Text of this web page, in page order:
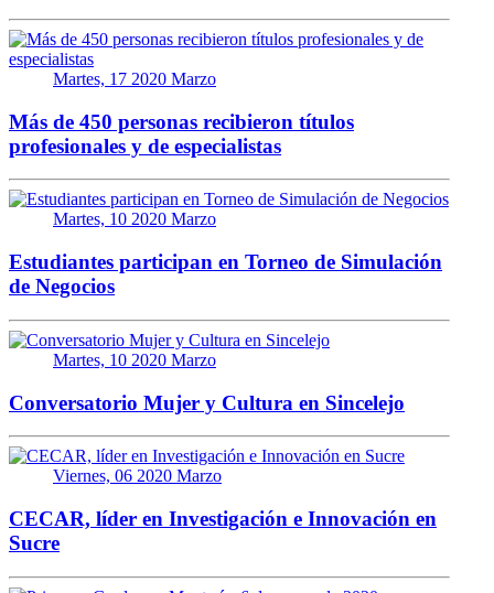
Martes, 17 2020 Marzo
Más de 450 personas recibieron títulos
profesionales y de especialistas
Martes, 10 2020 Marzo
Estudiantes participan en Torneo de Simulación
de Negocios
Martes, 10 2020 Marzo
Conversatorio Mujer y Cultura en Sincelejo
Viernes, 06 2020 Marzo
CECAR, líder en Investigación e Innovación en
Sucre